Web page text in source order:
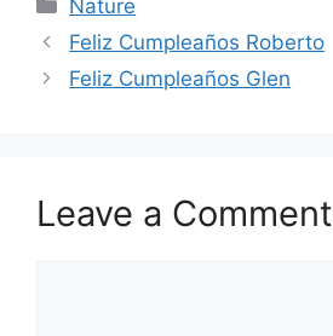
Nature
Feliz Cumpleaños Roberto
Feliz Cumpleaños Glen
Leave a Comment